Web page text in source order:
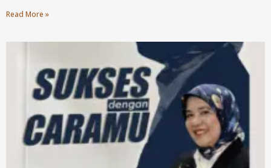
Read More »